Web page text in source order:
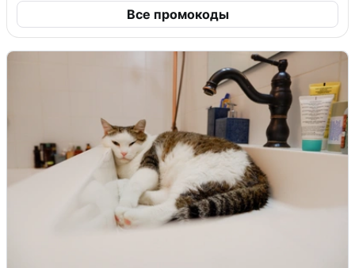
Все промокоды